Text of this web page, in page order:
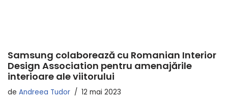
Samsung colaborează cu Romanian Interior
Design Association pentru amenajările
interioare ale viitorului
de Andreea Tudor 12 mai 2023